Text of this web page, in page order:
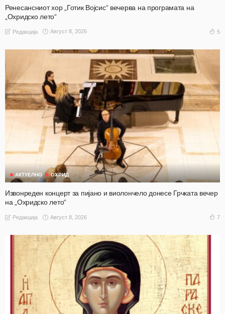
Ренесансниот хор „Готик Војсис“ вечерва на програмата на
„Охридско лето“
Редакција Август 8, 2026 5
АКТУЕЛНО ОХРИД
Извонреден концерт за пијано и виолончело донесе Грчката вечер
на „Охридско лето“
Редакција Август 8, 2026 7